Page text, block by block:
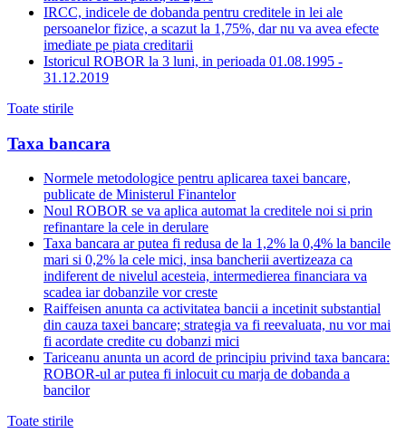
IRCC, indicele de dobanda pentru creditele in lei ale
persoanelor fizice, a scazut la 1,75%, dar nu va avea efecte
imediate pe piata creditarii
Istoricul ROBOR la 3 luni, in perioada 01.08.1995 -
31.12.2019
Toate stirile
Taxa bancara
Normele metodologice pentru aplicarea taxei bancare,
publicate de Ministerul Finantelor
Noul ROBOR se va aplica automat la creditele noi si prin
refinantare la cele in derulare
Taxa bancara ar putea fi redusa de la 1,2% la 0,4% la bancile
mari si 0,2% la cele mici, insa bancherii avertizeaza ca
indiferent de nivelul acesteia, intermedierea financiara va
scadea iar dobanzile vor creste
Raiffeisen anunta ca activitatea bancii a incetinit substantial
din cauza taxei bancare; strategia va fi reevaluata, nu vor mai
fi acordate credite cu dobanzi mici
Tariceanu anunta un acord de principiu privind taxa bancara:
ROBOR-ul ar putea fi inlocuit cu marja de dobanda a
bancilor
Toate stirile